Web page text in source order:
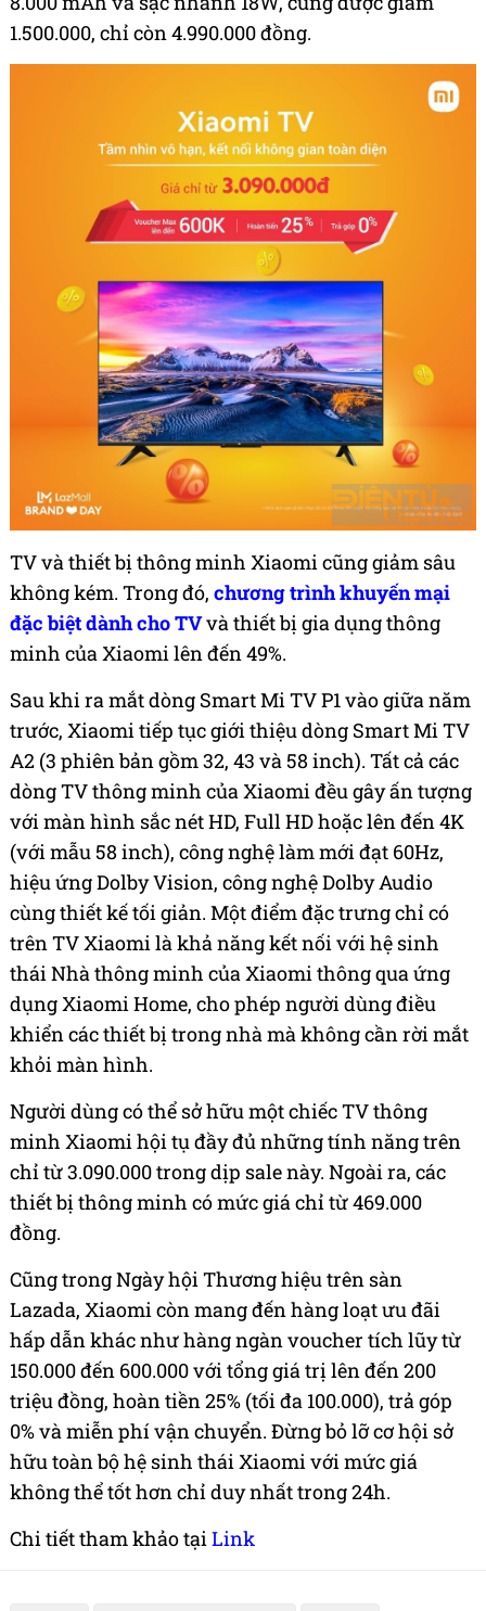
1.500.000, chỉ còn 4.990.000 đồng.
TV và thiết bị thông minh Xiaomi cũng giảm sâu
không kém. Trong đó, chương trình khuyến mại
đặc biệt dành cho TVvà thiết bị gia dụng thông
minh của Xiaomi lên đến 49%.
Sau khi ra mắt dòng Smart Mi TV P1 vào giữa năm
trước, Xiaomi tiếp tục giới thiệu dòng Smart Mi TV
A2 (3 phiên bản gồm 32, 43 và 58 inch). Tất cả các
dòng TV thông minh của Xiaomi đều gây ấn tượng
với màn hình sắc nét HD, Full HD hoặc lên đến 4K
(với mẫu 58 inch), công nghệ làm mới đạt 60Hz,
hiệu ứng Dolby Vision, công nghệ Dolby Audio
cùng thiết kế tối giản. Một điểm đặc trưng chỉ có
trên TV Xiaomi là khả năng kết nối với hệ sinh
thái Nhà thông minh của Xiaomi thông qua ứng
dụng Xiaomi Home, cho phép người dùng điều
khiển các thiết bị trong nhà mà không cần rời mắt
khỏi màn hình.
Người dùng có thể sở hữu một chiếc TV thông
minh Xiaomi hội tụ đầy đủ những tính năng trên
chỉ từ 3.090.000 trong dịp sale này. Ngoài ra, các
thiết bị thông minh có mức giá chỉ từ 469.000
đồng.
Cũng trong Ngày hội Thương hiệu trên sàn
Lazada, Xiaomi còn mang đến hàng loạt ưu đãi
hấp dẫn khác như hàng ngàn voucher tích lũy từ
150.000 đến 600.000 với tổng giá trị lên đến 200
triệu đồng, hoàn tiền 25% (tối đa 100.000), trả góp
0% và miễn phí vận chuyển. Đừng bỏ lỡ cơ hội sở
hữu toàn bộ hệ sinh thái Xiaomi với mức giá
không thể tốt hơn chỉ duy nhất trong 24h.
Chi tiết tham khảo tạiLink